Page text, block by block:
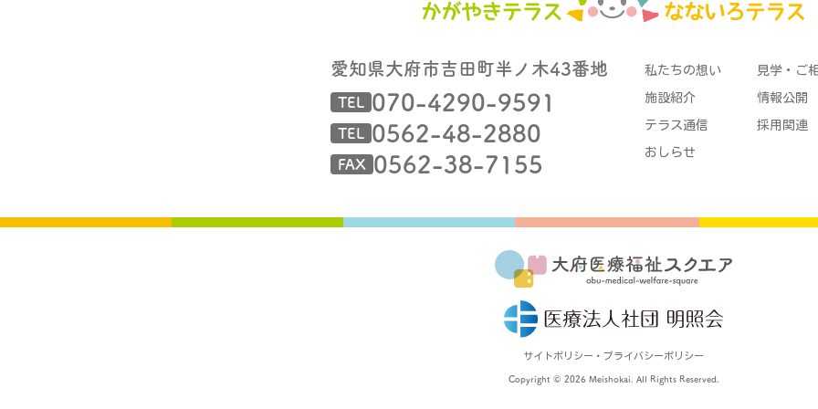
愛知県大府市吉田町半ノ木43番地
TEL 070-4290-9591
TEL 0562-48-2880
FAX 0562-38-7155
私たちの想い 見学・ご
施設紹介 情報公開
テラス通信 採用関連
おしらせ
サイトポリシー・プライバシーポリシー
Copyright © 2026 Meishokai. All Rights Reserved.